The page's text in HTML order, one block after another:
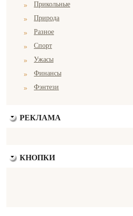
Прикольные
Природа
Разное
Спорт
Ужасы
Финансы
Фэнтези
РЕКЛАМА
КНОПКИ